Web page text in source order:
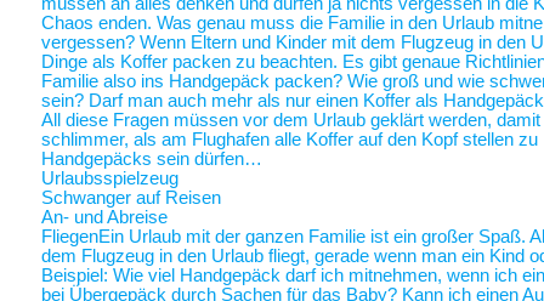
Chaos enden. Was genau muss die Familie in den Urlaub
vergessen? Wenn Eltern und Kinder mit dem Flugzeug in den
Dinge als Koffer packen zu beachten. Es gibt genaue
Familie also ins Handgepäck packen? Wie groß und wie
sein? Darf man auch mehr als nur einen Koffer als
All diese Fragen müssen vor dem Urlaub geklärt werden,
schlimmer, als am Flughafen alle Koffer auf den Kopf stellen
Handgepäcks sein dürfen…
Urlaubsspielzeug
Schwanger auf Reisen
An- und Abreise
FliegenEin Urlaub mit der ganzen Familie ist ein großer Spaß.
dem Flugzeug in den Urlaub fliegt, gerade wenn man ein Kind
Beispiel: Wie viel Handgepäck darf ich mitnehmen, wenn ich
bei Übergepäck durch Sachen für das Baby? Kann ich einen